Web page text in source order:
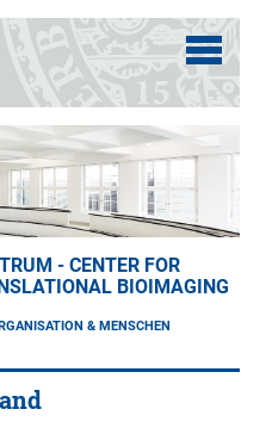
- CENTER FOR
BIOIMAGING
& MENSCHEN